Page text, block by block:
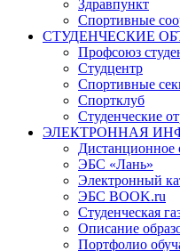
Здравпункт
Спортивные
СТУДЕНЧЕСКИЕ
Профсоюз
Студцентр
Спортивные
Спортклуб
Студенческие
ЭЛЕКТРОННАЯ
Дистанционное
ЭБС «Лань»
Электронный
ЭБС BOOK.ru
Студенческая
Описание
Портфолио